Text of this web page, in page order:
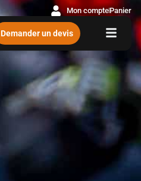
Mon comptePanier
Demander un devis